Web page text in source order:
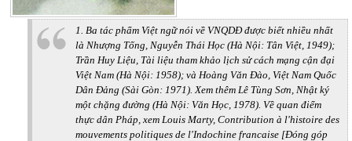
1. Ba tác phẩm Việt ngữ nói về VNQDĐ được biết nhiều nhất
là Nhượng Tống, Nguyễn Thái Học (Hà Nội: Tân Việt, 1949);
Trần Huy Liệu, Tài liệu tham khảo lịch sử cách mạng cận đại
Việt Nam (Hà Nội: 1958); và Hoàng Văn Đào, Việt Nam Quốc
Dân Đảng (Sài Gòn: 1971). Xem thêm Lê Tùng Sơn, Nhật ký
một chặng đường (Hà Nội: Văn Học, 1978). Về quan điểm
thực dân Pháp, xem Louis Marty, Contribution à l'histoire des
mouvements politiques de l'Indochine francaise [Đóng góp